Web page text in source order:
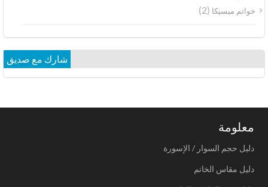
خواتم ميسيكا(2)
شارك مع صديق
معلومة
دليل حجم السوار / الإسورة
دليل مقاس الخاتم